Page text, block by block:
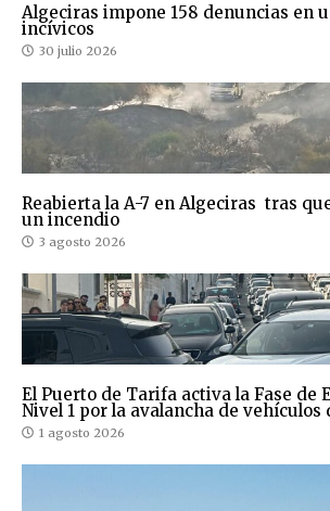
Algeciras impone 158 denuncias en
incívicos
30 julio 2026
Reabierta la A-7 en Algeciras tras
un incendio
3 agosto 2026
El Puerto de Tarifa activa la Fase de
Nivel 1 por la avalancha de vehículos
1 agosto 2026